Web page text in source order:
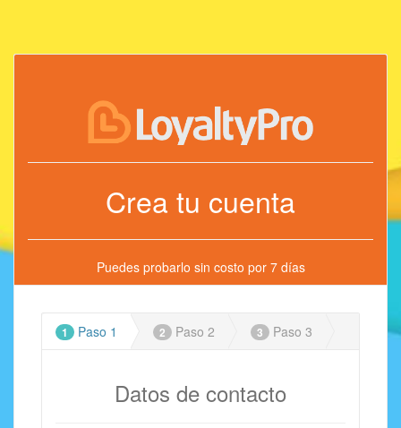
Crea tu cuenta
Puedes probarlo sin costo por 7 días
1 Paso 1 2 Paso 2 3 Paso 3
Datos de contacto